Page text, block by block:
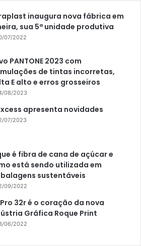
inaugura nova fábrica em
sua 5ª unidade produtiva
07/2022
PANTONE 2023 com
de tintas incorretas,
E alto e erros grosseiros
08/2023
apresenta novidades
07/2023
é fibra de cana de açúcar e
está sendo utilizada em
sustentáveis
09/2022
Pro 32r é o coração da nova
Gráfica Roque Print
06/2022